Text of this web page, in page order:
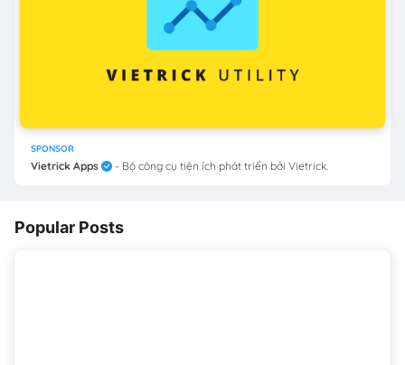
SPONSOR
Vietrick Apps - Bộ công cụ tiện ích phát triển bởi Vietrick.
Popular Posts